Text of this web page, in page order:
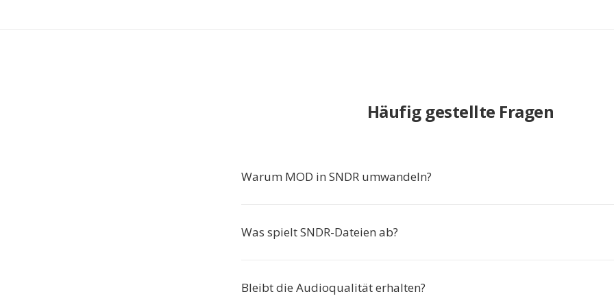
Häufig gestellte Fragen
Warum MOD in SNDR umwandeln?
Was spielt SNDR-Dateien ab?
Bleibt die Audioqualität erhalten?